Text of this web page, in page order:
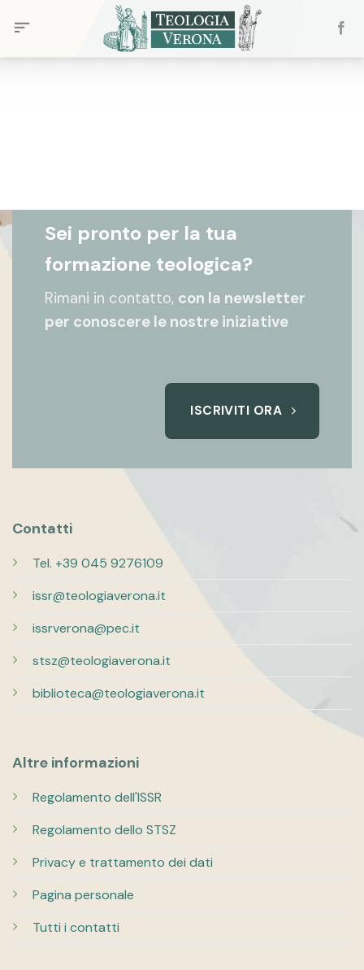
Sei pronto per la tua
formazione teologica?
Rimani in contatto, con la newsletter
per conoscere le nostre iniziative
ISCRIVITI ORA
Contatti
Tel. +39 045 9276109
issr@teologiaverona.it
issrverona@pec.it
stsz@teologiaverona.it
biblioteca@teologiaverona.it
Altre informazioni
Regolamento dell'ISSR
Regolamento dello STSZ
Privacy e trattamento dei dati
Pagina personale
Tutti i contatti